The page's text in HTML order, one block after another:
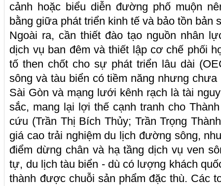
cảnh hoặc biểu diễn đường phố muộn
bằng giữa phát triển kinh tế và bảo tồn bản
Ngoài ra, cần thiết đào tạo nguồn nhân
dịch vụ ban đêm và thiết lập cơ chế phối
tố then chốt cho sự phát triển lâu dài
sông và tàu biển có tiềm năng nhưng
Sài Gòn và mạng lưới kênh rạch là tài
sắc, mang lại lợi thế cạnh tranh cho
cứu (Trần Thị Bích Thủy; Trần Trọng
giá cao trải nghiệm du lịch đường sông,
điểm dừng chân và hạ tầng dịch vụ ven
tự, du lịch tàu biển - dù có lượng khách
thành được chuỗi sản phẩm đặc thù. Các